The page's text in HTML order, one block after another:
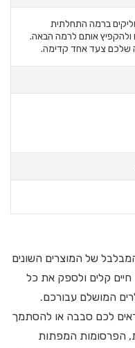
ברמה התחלתית
ולהקפיץ אותם לרמה הבאה.
של המוצרים השונים
קלים ולספק את כל
המושלם עבורכם.
לכם סבבה או להסתמך
הפרסומות המפתות